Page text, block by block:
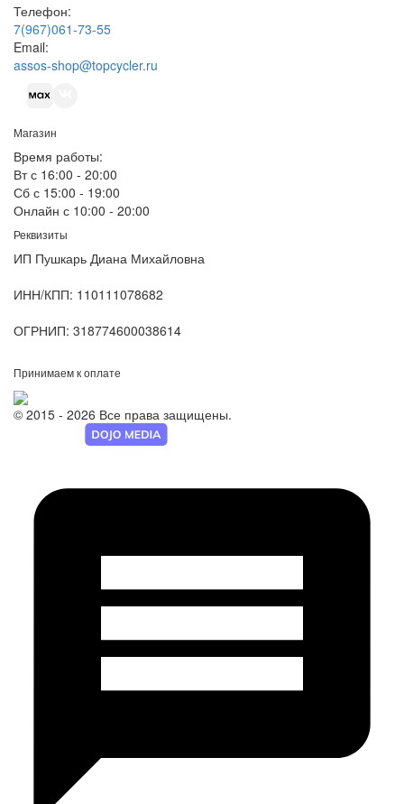
Телефон:
7(967)061-73-55
Email:
assos-shop@topcycler.ru
Магазин
Время работы:
Вт с 16:00 - 20:00
Сб с 15:00 - 19:00
Онлайн с 10:00 - 20:00
Реквизиты
ИП Пушкарь Диана Михайловна
ИНН/КПП: 110111078682
ОГРНИП: 318774600038614
Принимаем к оплате
© 2015 - 2026 Все права защищены.